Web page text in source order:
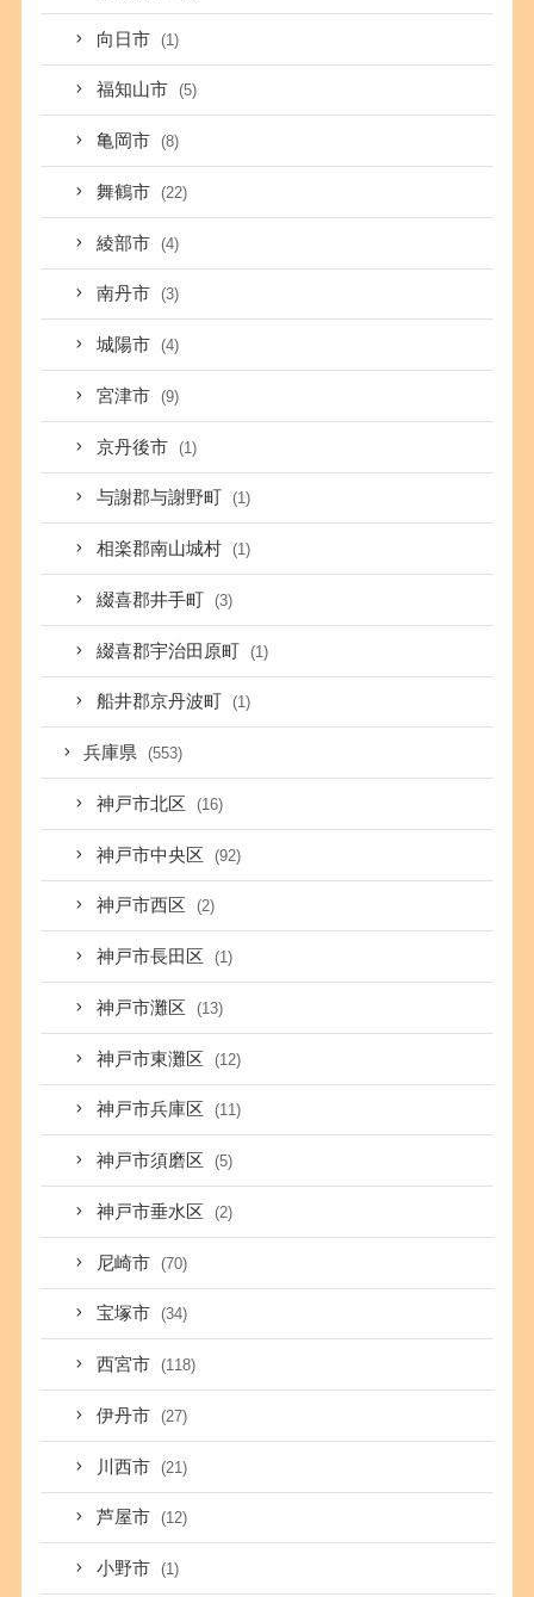
向日市 (1)
福知山市 (5)
亀岡市 (8)
舞鶴市 (22)
綾部市 (4)
南丹市 (3)
城陽市 (4)
宮津市 (9)
京丹後市 (1)
与謝郡与謝野町 (1)
相楽郡南山城村 (1)
綴喜郡井手町 (3)
綴喜郡宇治田原町 (1)
船井郡京丹波町 (1)
兵庫県 (553)
神戸市北区 (16)
神戸市中央区 (92)
神戸市西区 (2)
神戸市長田区 (1)
神戸市灘区 (13)
神戸市東灘区 (12)
神戸市兵庫区 (11)
神戸市須磨区 (5)
神戸市垂水区 (2)
尼崎市 (70)
宝塚市 (34)
西宮市 (118)
伊丹市 (27)
川西市 (21)
芦屋市 (12)
小野市 (1)